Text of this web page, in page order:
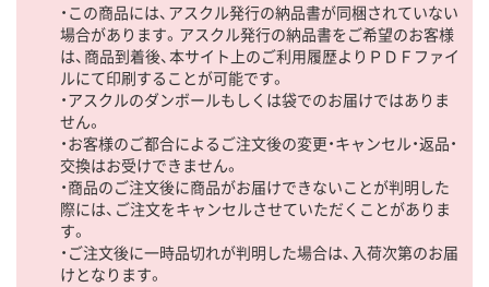
・この商品には、アスクル発行の納品書が同梱されていない
場合があります。アスクル発行の納品書をご希望のお客様
は、商品到着後、本サイト上のご利用履歴よりＰＤＦファイ
ルにて印刷することが可能です。
・アスクルのダンボールもしくは袋でのお届けではありま
せん。
・お客様のご都合によるご注文後の変更・キャンセル・返品・
交換はお受けできません。
・商品のご注文後に商品がお届けできないことが判明した
際には、ご注文をキャンセルさせていただくことがありま
す。
・ご注文後に一時品切れが判明した場合は、入荷次第のお届
けとなります。